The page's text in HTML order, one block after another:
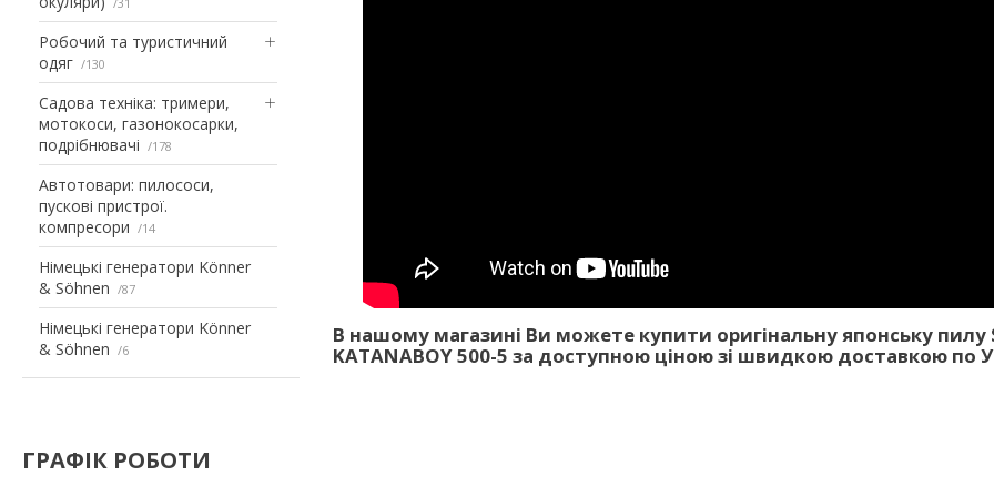
Робочий та туристичний
одяг
130
Садова техніка: тримери,
мотокоси, газонокосарки,
подрібнювачі
178
Автотовари: пилососи,
пускові пристрої.
компресори
14
Німецькі генератори Könner
& Söhnen
87
Німецькі генератори Könner
& Söhnen
6
ГРАФІК РОБОТИ
В нашому магазині Ви можете купити оригінальну японську пилу
KATANABOY 500-5 за доступною ціною зі швидкою доставкою по